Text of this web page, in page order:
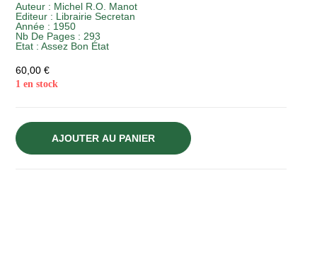
Auteur : Michel R.O. Manot
Editeur : Librairie Secretan
Année : 1950
Nb De Pages : 293
Etat :Assez Bon État
60,00€
1 en stock
AJOUTER AU PANIER